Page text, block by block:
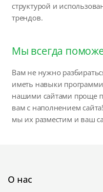
структурой и
трендов.
Мы всегда
Вам не нужно
иметь навыки
нашими сайтами проще
вам с наполнением
мы их разместим и ваш
О нас